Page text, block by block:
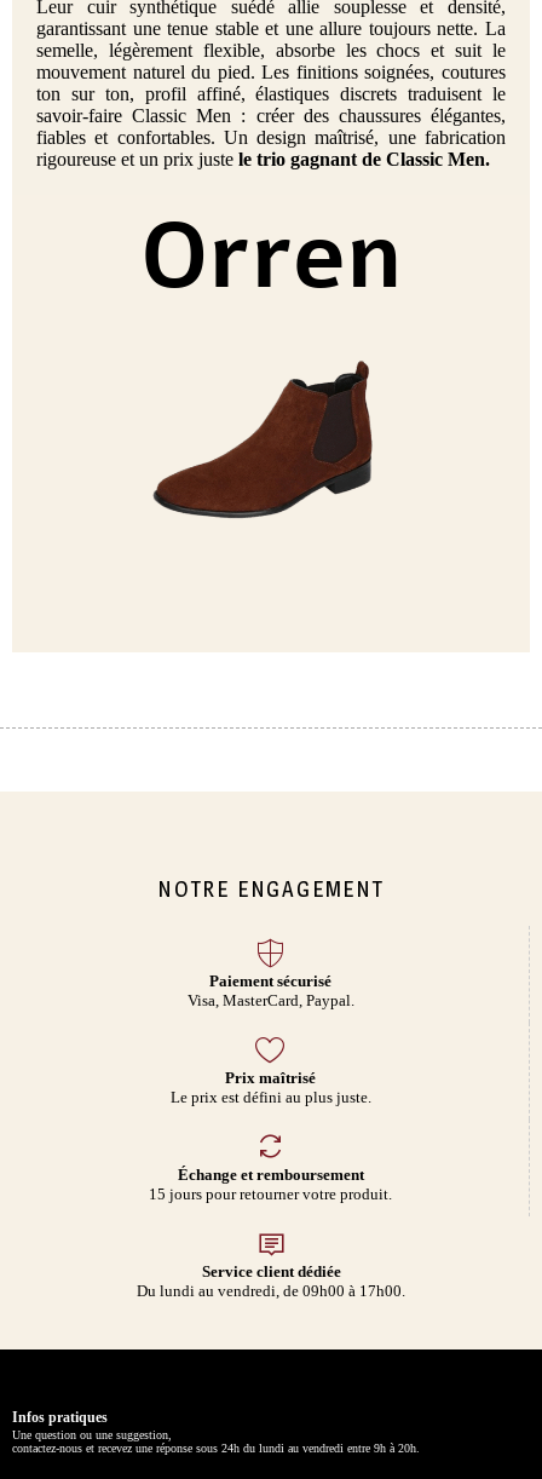
Leur cuir synthétique suédé allie souplesse et densité,
garantissant une tenue stable et une allure toujours nette. La
semelle, légèrement flexible, absorbe les chocs et suit le
mouvement naturel du pied. Les finitions soignées, coutures
ton sur ton, profil affiné, élastiques discrets traduisent le
savoir-faire Classic Men : créer des chaussures élégantes,
fiables et confortables. Un design maîtrisé, une fabrication
rigoureuse et un prix juste le trio gagnant de Classic Men.
Orren
NOTRE ENGAGEMENT
Paiement sécurisé
Visa, MasterCard, Paypal.
Prix maîtrisé
Le prix est défini au plus juste.
Échange et remboursement
15 jours pour retourner votre produit.
Service client dédiée
Du lundi au vendredi, de 09h00 à 17h00.
Infos pratiques
Une question ou une suggestion,
contactez-nous et recevez une réponse sous 24h du lundi au vendredi entre 9h à 20h.